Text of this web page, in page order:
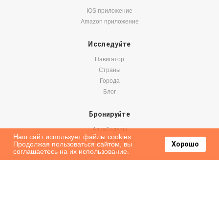
IOS приложение
Amazon приложение
Исследуйте
Навигатор
Страны
Города
Блог
Бронируйте
Авиабилеты
Аренда авто
Паромы
Наш сайт использует файлы cookies.
Продолжая пользоваться сайтом, вы
соглашаетесь на их использование.
Хорошо